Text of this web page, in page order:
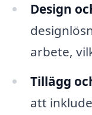
Design
arbete,
Tillägg
att